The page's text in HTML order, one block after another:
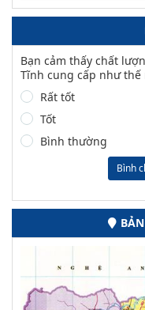
Bạn cảm thấy chất
Tĩnh cung cấp như thế
Rất tốt
Tốt
Bình thường
Bình